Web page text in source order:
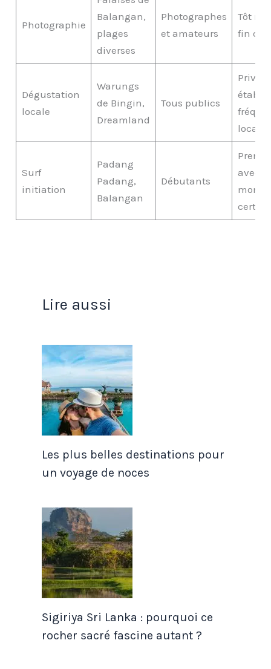
Photographie
Balangan,
plages
diverses
Photographes
et amateurs
Tôt
fin de
Dégustation
locale
Warungs
de Bingin,
Dreamland
Tous publics
locaux
Surf
initiation
Padang
Padang,
Balangan
Débutants
avec
Lire aussi
Les plus belles destinations pour
un voyage de noces
Sigiriya Sri Lanka : pourquoi ce
rocher sacré fascine autant ?